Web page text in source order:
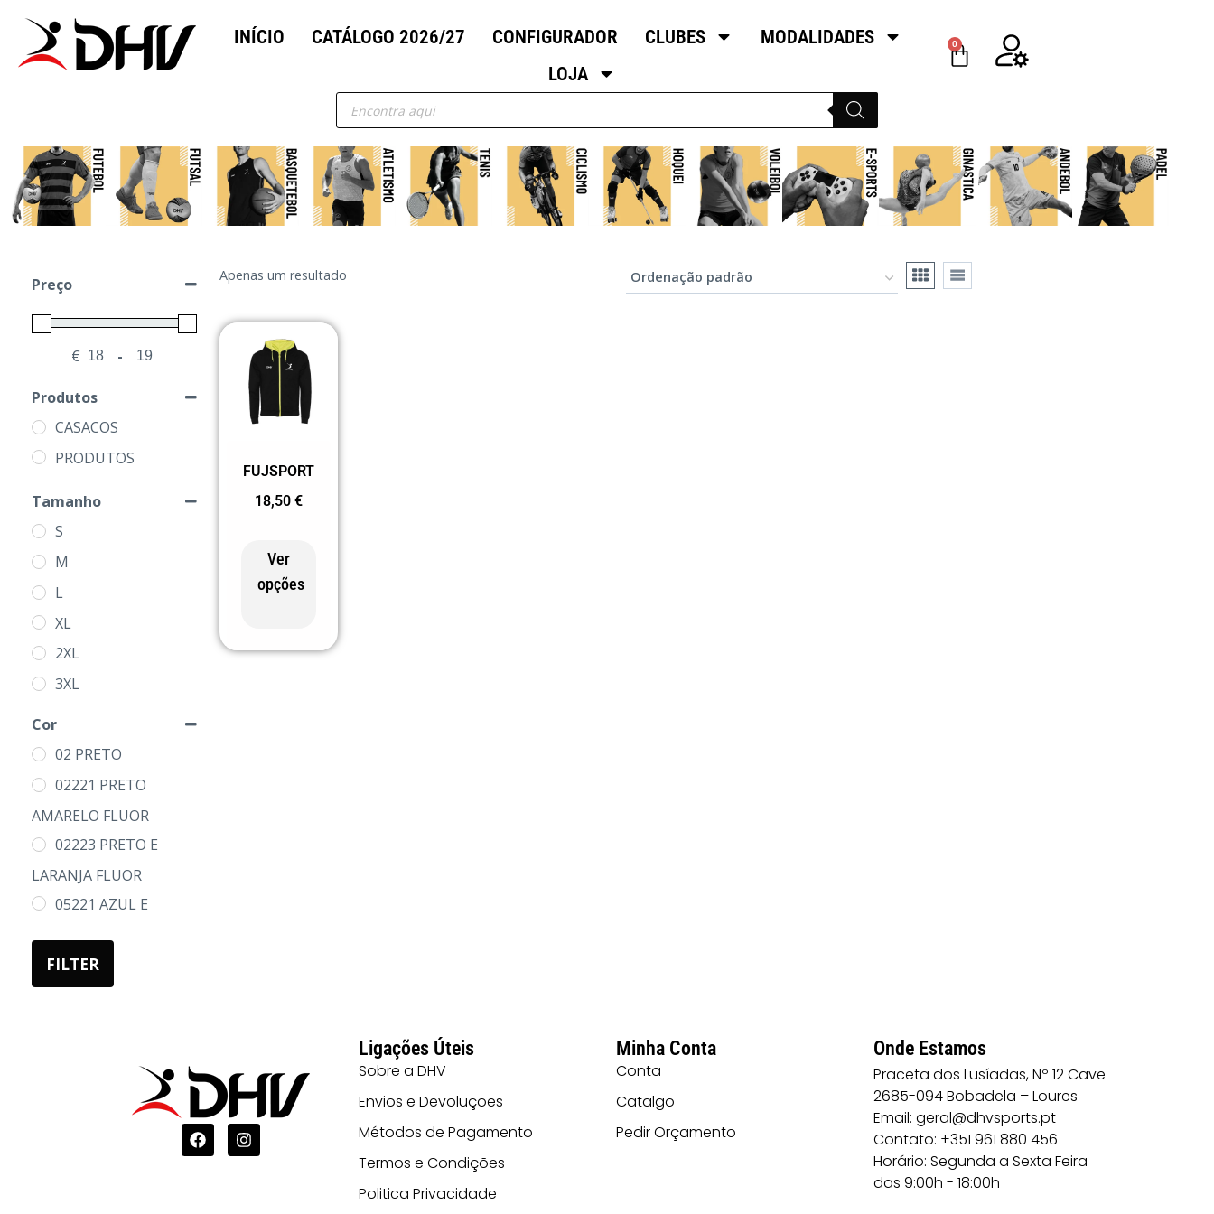
INÍCIO CATÁLOGO 2026/27 CONFIGURADOR CLUBES
MODALIDADES
LOJA
0
Preço
€ -
Produtos
CASACOS
PRODUTOS
Tamanho
S
M
L
XL
2XL
3XL
Cor
02 PRETO
02221 PRETO
AMARELO FLUOR
02223 PRETO E
LARANJA FLUOR
05221 AZUL E
55 AZUL MARINHO
58221 CINZA
FILTER
Apenas um resultado
FUJSPORT
18,50 €
Ver
opções
Ligações Úteis
Sobre a DHV
Envios e Devoluções
Métodos de Pagamento
Termos e Condições
Politica Privacidade
Minha Conta
Conta
Catalgo
Pedir Orçamento
Onde Estamos
Praceta dos Lusíadas, Nº 12 Cave
2685-094 Bobadela – Loures
Email: geral@dhvsports.pt
Contato: +351 961 880 456
Horário: Segunda a Sexta Feira
das 9:00h - 18:00h